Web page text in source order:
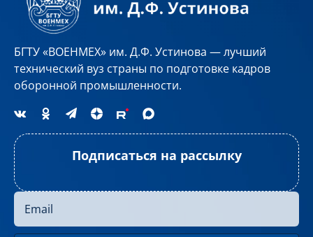
БГТУ «ВОЕНМЕХ» им. Д.Ф. Устинова — лучший
технический вуз страны по подготовке кадров
оборонной промышленности.
Подписаться на рассылку